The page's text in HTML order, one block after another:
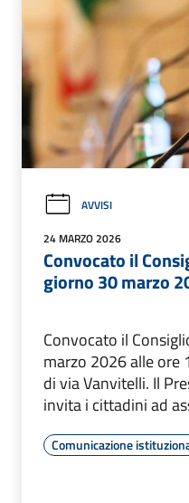
AVVISI
24 MARZO 2026
Convocato il
giorno 30 marzo
Convocato il
marzo 2026 alle ore
di via Vanvitelli. Il
invita i cittadini ad
Comunicazione